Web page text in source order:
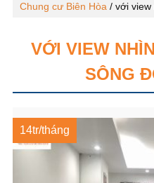
Chung cư Biên Hòa / với view
VỚI VIEW
SÔNG
14tr/tháng